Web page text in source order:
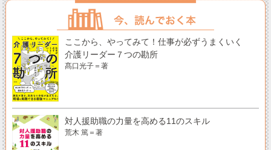
ここから、やってみて！仕事が必ずうまくいく
介護リーダー７つの勘所
髙口光子＝著
対人援助職の力量を高める11のスキル
荒木 篤＝著